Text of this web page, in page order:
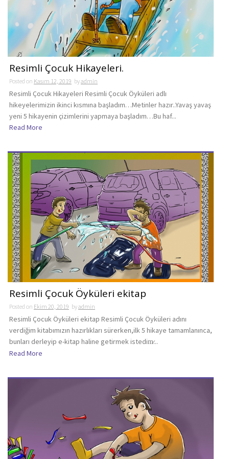
Resimli Çocuk Hikayeleri.
Posted on Kasım 12, 2019 byadmin
Resimli Çocuk Hikayeleri Resimli Çocuk Öyküleri adlı
hikeyelerimizin ikinci kısmına başladım…Metinler hazır..Yavaş yavaş
yeni 5 hikayenin çizimlerini yapmaya başladım…Bu haf...
Read More
Resimli Çocuk Öyküleri ekitap
Posted on Ekim 20, 2019 byadmin
Resimli Çocuk Öyküleri ekitap Resimli Çocuk Öyküleri adını
verdiğim kitabımızın hazırlıkları sürerken,ilk 5 hikaye tamamlanınca,
bunları derleyip e-kitap haline getirmek istedim̷...
Read More